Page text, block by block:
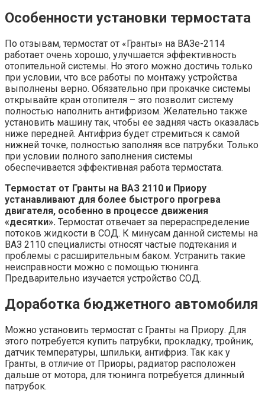
Особенности установки термостата
По отзывам, термостат от «Гранты» на ВАЗе-2114
работает очень хорошо, улучшается эффективность
отопительной системы. Но этого можно достичь только
при условии, что все работы по монтажу устройства
выполнены верно. Обязательно при прокачке системы
открывайте кран отопителя – это позволит систему
полностью наполнить антифризом. Желательно также
установить машину так, чтобы ее задняя часть оказалась
ниже передней. Антифриз будет стремиться к самой
нижней точке, полностью заполняя все патрубки. Только
при условии полного заполнения системы
обеспечивается эффективная работа термостата.
Термостат от Гранты на ВАЗ 2110 и Приору
устанавливают для более быстрого прогрева
двигателя, особенно в процессе движения
«десятки». Термостат отвечает за перераспределение
потоков жидкости в СОД. К минусам данной системы на
ВАЗ 2110 специалисты относят частые подтекания и
проблемы с расширительным баком. Устранить такие
неисправности можно с помощью тюнинга.
Предварительно изучается устройство СОД.
Доработка бюджетного автомобиля
Можно установить термостат с Гранты на Приору. Для
этого потребуется купить патрубки, прокладку, тройник,
датчик температуры, шпильки, антифриз. Так как у
Гранты, в отличие от Приоры, радиатор расположен
дальше от мотора, для тюнинга потребуется длинный
патрубок.